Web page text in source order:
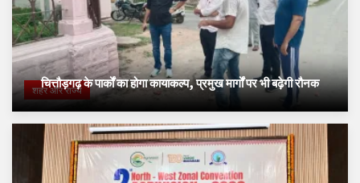
शहर और राज्य
चित्तौड़गढ़ के पार्कों का होगा कायाकल्प, प्रमुख मार्गों पर भी बढ़ेगी रौनक